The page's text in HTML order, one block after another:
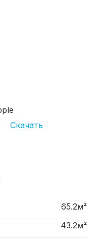
Скачать
65.2м²
43.2м²